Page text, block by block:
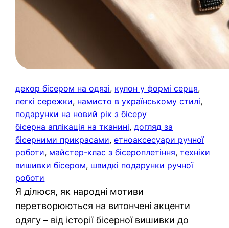
декор бісером на одязі, кулон у формі серця
легкі сережки, намисто в українському стилі
подарунки на новий рік з бісеру
бісерна аплікація на тканині, догляд за
бісерними прикрасами, етноаксесуари ручної
роботи, майстер-клас з бісероплетіння, техніки
вишивки бісером, швидкі подарунки ручної
роботи
Я ділюся, як народні мотиви
перетворюються на витончені акценти
одягу – від історії бісерної вишивки до